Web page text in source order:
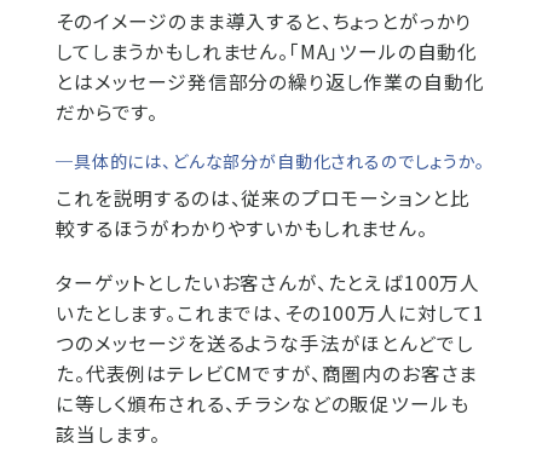
そのイメージのまま導入すると、ちょっとがっかり
してしまうかもしれません。「MA」ツールの自動化
とはメッセージ発信部分の繰り返し作業の自動化
だからです。
─具体的には、どんな部分が自動化されるのでしょうか。
これを説明するのは、従来のプロモーションと比
較するほうがわかりやすいかもしれません。
ターゲットとしたいお客さんが、たとえば100万人
いたとします。これまでは、その100万人に対して1
つのメッセージを送るような手法がほとんどでし
た。代表例はテレビCMですが、商圏内のお客さま
に等しく頒布される、チラシなどの販促ツールも
該当します。